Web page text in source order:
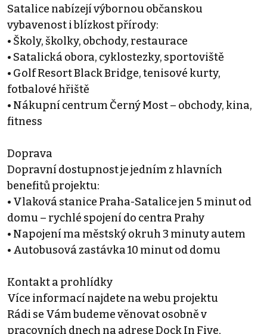
Satalice nabízejí výbornou občanskou
vybavenost i blízkost přírody:
• Školy, školky, obchody, restaurace
• Satalická obora, cyklostezky, sportoviště
• Golf Resort Black Bridge, tenisové kurty,
fotbalové hřiště
• Nákupní centrum Černý Most – obchody, kina,
fitness
Doprava
Dopravní dostupnost je jedním z hlavních
benefitů projektu:
• Vlaková stanice Praha-Satalice jen 5 minut od
domu – rychlé spojení do centra Prahy
• Napojení ma městský okruh 3 minuty autem
• Autobusová zastávka 10 minut od domu
Kontakt a prohlídky
Více informací najdete na webu projektu
Rádi se Vám budeme věnovat osobně v
pracovních dnech na adrese Dock In Five,